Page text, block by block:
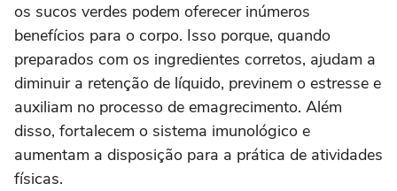
os sucos verdes podem oferecer inúmeros
benefícios para o corpo. Isso porque, quando
preparados com os ingredientes corretos, ajudam a
diminuir a retenção de líquido, previnem o estresse e
auxiliam no processo de emagrecimento. Além
disso, fortalecem o sistema imunológico e
aumentam a disposição para a prática de atividades
físicas.